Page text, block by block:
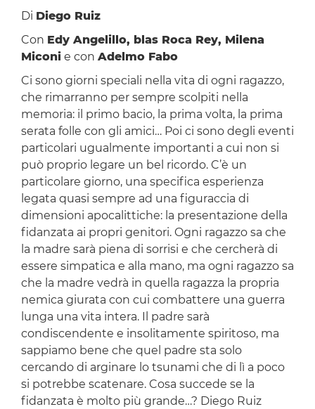
Di Diego Ruiz
Con Edy Angelillo, blas Roca Rey, Milena
Miconie con Adelmo Fabo
Ci sono giorni speciali nella vita di ogni ragazzo,
che rimarranno per sempre scolpiti nella
memoria: il primo bacio, la prima volta, la prima
serata folle con gli amici… Poi ci sono degli eventi
particolari ugualmente importanti a cui non si
può proprio legare un bel ricordo. C’è un
particolare giorno, una specifica esperienza
legata quasi sempre ad una figuraccia di
dimensioni apocalittiche: la presentazione della
fidanzata ai propri genitori. Ogni ragazzo sa che
la madre sarà piena di sorrisi e che cercherà di
essere simpatica e alla mano, ma ogni ragazzo sa
che la madre vedrà in quella ragazza la propria
nemica giurata con cui combattere una guerra
lunga una vita intera. Il padre sarà
condiscendente e insolitamente spiritoso, ma
sappiamo bene che quel padre sta solo
cercando di arginare lo tsunami che di lì a poco
si potrebbe scatenare. Cosa succede se la
fidanzata è molto più grande…? Diego Ruiz